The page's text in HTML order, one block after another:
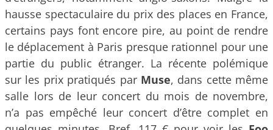
hausse spectaculaire du prix des places en France,
certains pays font encore pire, au point de rendre
le déplacement à Paris presque rationnel pour une
partie du public étranger. La récente polémique
sur les prix pratiqués par Muse, dans cette même
salle lors de leur concert du mois de novembre,
n’a pas empêché leur concert d’être complet en